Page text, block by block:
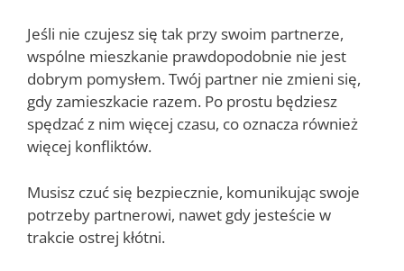
Jeśli nie czujesz się tak przy swoim partnerze,
wspólne mieszkanie prawdopodobnie nie jest
dobrym pomysłem. Twój partner nie zmieni się,
gdy zamieszkacie razem. Po prostu będziesz
spędzać z nim więcej czasu, co oznacza również
więcej konfliktów.
Musisz czuć się bezpiecznie, komunikując swoje
potrzeby partnerowi, nawet gdy jesteście w
trakcie ostrej kłótni.